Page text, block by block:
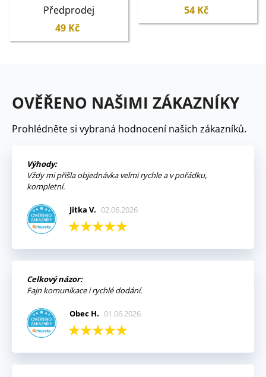
Předprodej
49 Kč
54 Kč
OVĚŘENO NAŠIMI ZÁKAZNÍKY
Prohlédněte si vybraná hodnocení našich zákazníků.
Výhody:
Vždy mi přišla objednávka velmi rychle a v pořádku,
kompletní.
Jitka V. 02.06.2026
Celkový názor:
Fajn komunikace i rychlé dodání.
Obec H. 01.06.2026